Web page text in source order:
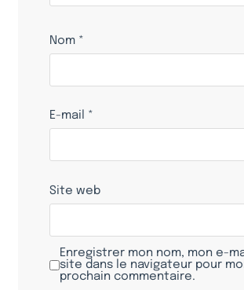
Nom *
E-mail *
Site web
Enregistrer mon nom, mon e-
site dans le navigateur pour
prochain commentaire.